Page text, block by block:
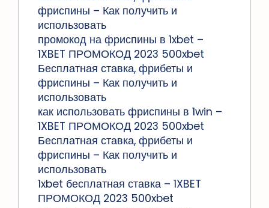
фриспины – Как получить и
использовать
промокод на фриспины в 1xbet –
1XBET ПРОМОКОД 2023 500xbet
Бесплатная ставка, фрибеты и
фриспины – Как получить и
использовать
как использовать фриспины в 1win –
1XBET ПРОМОКОД 2023 500xbet
Бесплатная ставка, фрибеты и
фриспины – Как получить и
использовать
1xbet бесплатная ставка – 1XBET
ПРОМОКОД 2023 500xbet